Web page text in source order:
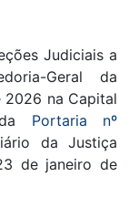
Judiciais a
Geral da
2026 na Capital
Portaria nº
da Justiça
de janeiro de